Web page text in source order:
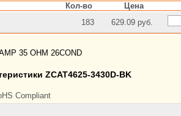
Кол-во
Цена
183 629.09 руб.
35 OHM 26COND
ZCAT4625-3430D-BK
Compliant